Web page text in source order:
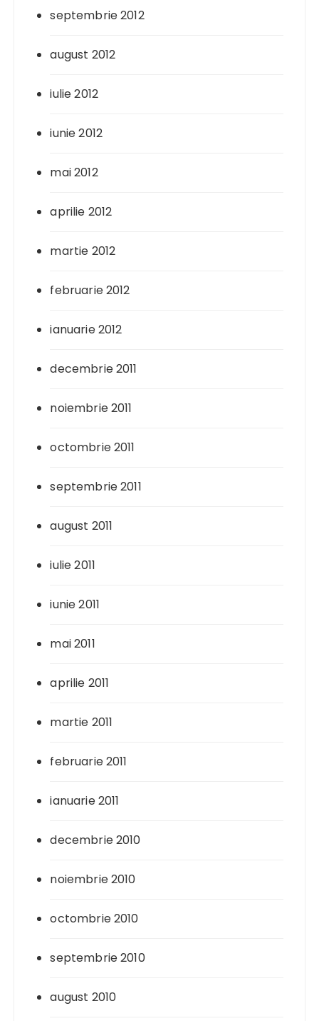
septembrie 2012
august 2012
iulie 2012
iunie 2012
mai 2012
aprilie 2012
martie 2012
februarie 2012
ianuarie 2012
decembrie 2011
noiembrie 2011
octombrie 2011
septembrie 2011
august 2011
iulie 2011
iunie 2011
mai 2011
aprilie 2011
martie 2011
februarie 2011
ianuarie 2011
decembrie 2010
noiembrie 2010
octombrie 2010
septembrie 2010
august 2010